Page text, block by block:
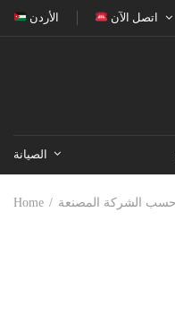
الأردن اتصل الآن
الصيانة
Home حسب الشركة المصنعة